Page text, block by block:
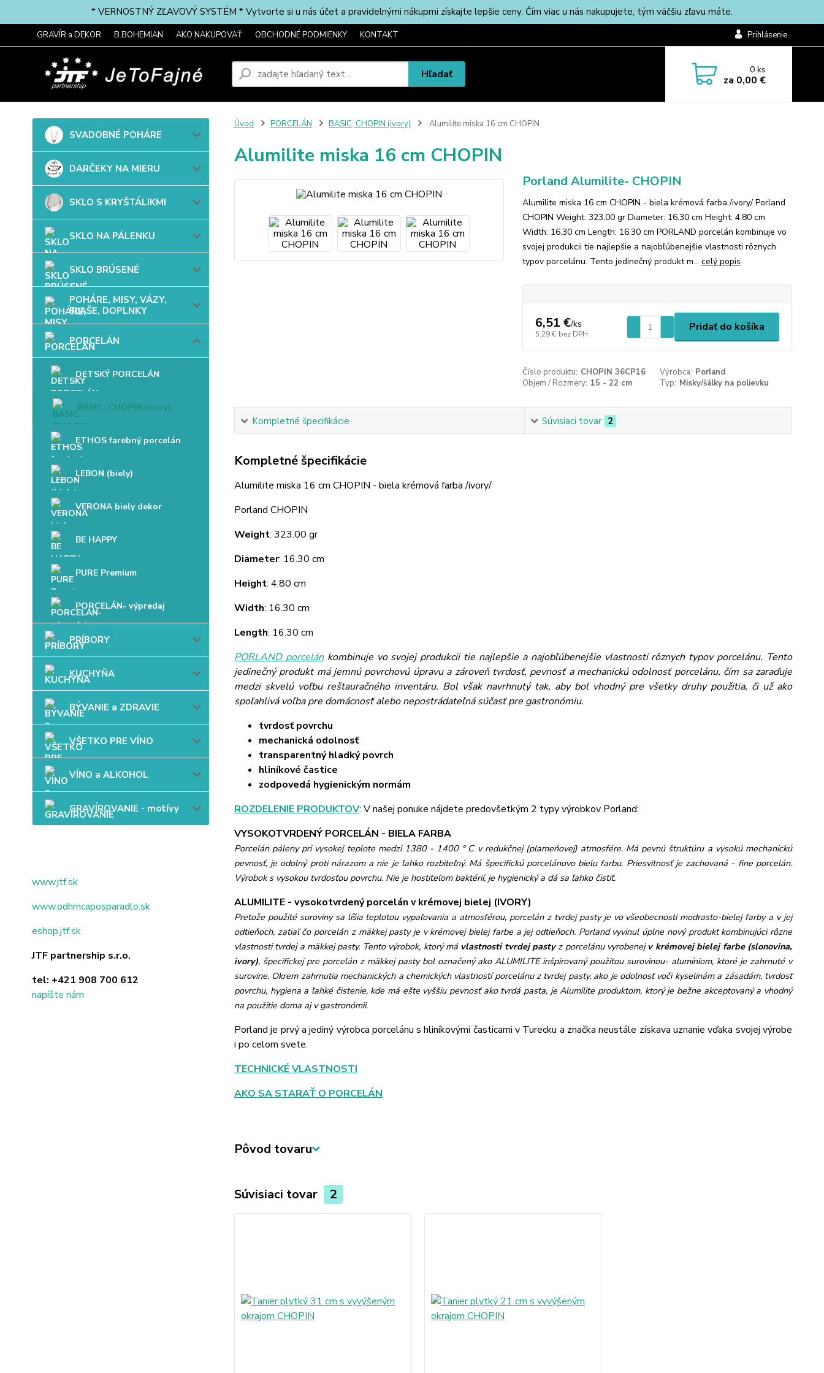
* VERNOSTNÝ ZĽAVOVÝ SYSTÉM * Vytvorte si u nás účet a pravidelnými nákupmi získajte lepšie ceny. Čím viac u nás nakupujete, tým väčšiu zľavu máte.
GRAVÍR a DEKOR B.BOHEMIAN AKO NAKUPOVAŤ OBCHODNÉ PODMIENKY KONTAKT Prihlásenie
Hľadať 0ks
za 0,00 €
SVADOBNÉ POHÁRE
DARČEKY NA MIERU
SKLO S KRYŠTÁLIKMI
SKLO NA PÁLENKU
SKLO BRÚSENÉ
POHÁRE, MISY, VÁZY,
FĽAŠE, DOPLNKY
PORCELÁN
DETSKÝ PORCELÁN
BASIC, CHOPIN (ivory)
ETHOS farebný porcelán
LEBON (biely)
VERONA biely dekor
BE HAPPY
PURE Premium
PORCELÁN- výpredaj
PRÍBORY
KUCHYŇA
BÝVANIE a ZDRAVIE
VŠETKO PRE VÍNO
VÍNO a ALKOHOL
GRAVÍROVANIE - motívy
www.jtf.sk
www.odhrncaposparadlo.sk
eshop.jtf.sk
JTF partnership s.r.o.
tel: +421 908 700 612
napíšte nám
Úvod PORCELÁN BASIC, CHOPIN (ivory) Alumilite miska 16 cm CHOPIN
Alumilite miska 16 cm CHOPIN
Porland Alumilite- CHOPIN
Alumilite miska 16 cm CHOPIN - biela krémová farba /ivory/ Porland
CHOPIN Weight: 323.00 gr Diameter: 16.30 cm Height: 4.80 cm
Width: 16.30 cm Length: 16.30 cm PORLAND porcelán kombinuje vo
svojej produkcii tie najlepšie a najobľúbenejšie vlastnosti rôznych
typov porcelánu. Tento jedinečný produkt m... celý popis
6,51 €/ks
5,29 € bez DPH
Pridať do košíka
Číslo produktu: CHOPIN 36CP16 Výrobca: Porland
Objem / Rozmery: 15 - 22 cm Typ: Misky/šálky na polievku
Kompletné špecifikácie Súvisiaci tovar 2
Kompletné špecifikácie
Alumilite miska 16 cm CHOPIN - biela krémová farba /ivory/
Porland CHOPIN
Weight: 323.00 gr
Diameter: 16.30 cm
Height: 4.80 cm
Width: 16.30 cm
Length: 16.30 cm
PORLAND porcelánkombinuje vo svojej produkcii tie najlepšie a najobľúbenejšie vlastnosti rôznych typov porcelánu. Tento
jedinečný produkt má jemnú povrchovú úpravu a zároveň tvrdosť, pevnosť a mechanickú odolnosť porcelánu, čím sa zaraďuje
medzi skvelú voľbu reštauračného inventáru. Bol však navrhnutý tak, aby bol vhodný pre všetky druhy použitia, či už ako
spoľahlivá voľba pre domácnosť alebo nepostrádateľná súčasť pre gastronómiu.
tvrdosť povrchu
mechanická odolnosť
transparentný hladký povrch
hliníkové častice
zodpovedá hygienickým normám
ROZDELENIE PRODUKTOV: V našej ponuke nájdete predovšetkým 2 typy výrobkov Porland:
VYSOKOTVRDENÝ PORCELÁN - BIELA FARBA
Porcelán páleny pri vysokej teplote medzi 1380 - 1400 ° C v redukčnej (plameňovej) atmosfére. Má pevnú štruktúru a vysokú mechanickú
pevnosť, je odolný proti nárazom a nie je ľahko rozbiteľný. Má špecifickú porcelánovo bielu farbu. Priesvitnosť je zachovaná - fine porcelán.
Výrobok s vysokou tvrdosťou povrchu. Nie je hostiteľom baktérií, je hygienický a dá sa ľahko čistiť.
ALUMILITE - vysokotvrdený porcelán v krémovej bielej (IVORY)
Pretože použité suroviny sa líšia teplotou vypaľovania a atmosférou, porcelán z tvrdej pasty je vo všeobecnosti modrasto-bielej farby a v jej
odtieňoch, zatiaľ čo porcelán z mäkkej pasty je v krémovej bielej farbe a jej odtieňoch. Porland vyvinul úplne nový produkt kombinujúci rôzne
vlastnosti tvrdej a mäkkej pasty. Tento výrobok, ktorý má vlastnosti tvrdej pastyz porcelánu vyrobenejv krémovej bielej farbe (slonovina,
ivory), špecifickej pre porcelán z mäkkej pasty bol označený ako ALUMILITE inšpirovaný použitou surovinou- alumíniom, ktoré je zahrnuté v
surovine. Okrem zahrnutia mechanických a chemických vlastností porcelánu z tvrdej pasty, ako je odolnosť voči kyselinám a zásadám, tvrdosť
povrchu, hygiena a ľahké čistenie, kde má ešte vyššiu pevnosť ako tvrdá pasta, je Alumilite produktom, ktorý je bežne akceptovaný a vhodný
na použitie doma aj v gastronómii.
Porland je prvý a jediný výrobca porcelánu s hliníkovými časticami v Turecku a značka neustále získava uznanie vďaka svojej výrobe
i po celom svete.
TECHNICKÉ VLASTNOSTI
AKO SA STARAŤ O PORCELÁN
Pôvod tovaru
Súvisiaci tovar 2